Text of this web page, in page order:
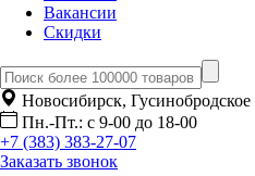
Вакансии
Скидки
Новосибирск,
Пн.-Пт.: с 9-00 до 18-00
+7 (383) 383-27-07
Заказать звонок